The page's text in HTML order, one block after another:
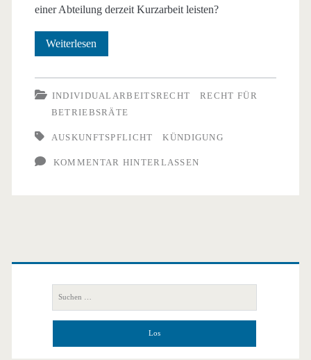
einer Abteilung derzeit Kurzarbeit leisten?
Weiterlesen
Neueinstellung
LAG
Rheinland-
Pfalz
Az.
Sa
INDIVIDUALARBEITSRECHT
RECHT FÜR
BETRIEBSRÄTE
AUSKUNFTSPFLICHT KÜNDIGUNG
KOMMENTAR HINTERLASSEN
Primäre
Seitenleiste
nach: